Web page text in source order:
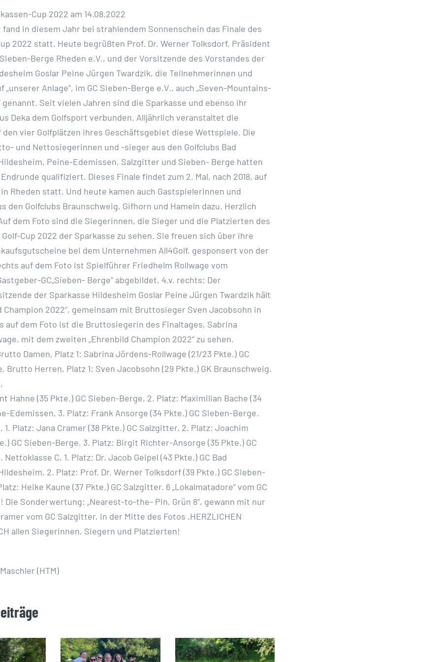
Cup 2022 am 14.08.2022
fand in diesem Jahr bei strahlendem Sonnenschein das Finale des
2022 statt. Heute begrüßten Prof. Dr. Werner Tolksdorf, Präsident
Berge Rheden e.V., und der Vorsitzende des Vorstandes der
Goslar Peine Jürgen Twardzik, die Teilnehmerinnen und
„unserer Anlage“, im GC Sieben-Berge e.V., auch „Seven-Mountains-
genannt. Seit vielen Jahren sind die Sparkasse und ebenso ihr
Deka dem Golfsport verbunden. Alljährlich veranstaltet die
den vier Golfplätzen ihres Geschäftsgebiet diese Wettspiele. Die
und Nettosiegerinnen und -sieger aus den Golfclubs Bad
Peine-Edemissen, Salzgitter und Sieben- Berge hatten
qualifiziert. Dieses Finale findet zum 2. Mal, nach 2018, auf
Rheden statt. Und heute kamen auch Gastspielerinnen und
den Golfclubs Braunschweig, Gifhorn und Hameln dazu. Herzlich
dem Foto sind die Siegerinnen, die Sieger und die Platzierten des
Cup 2022 der Sparkasse zu sehen. Sie freuen sich über ihre
bei dem Unternehmen All4Golf, gesponsert von der
auf dem Foto ist Spielführer Friedhelm Rollwage vom
GC„Sieben- Berge“ abgebildet, 4.v. rechts: Der
der Sparkasse Hildesheim Goslar Peine Jürgen Twardzik hält
Champion 2022“, gemeinsam mit Bruttosieger Sven Jacobsohn in
auf dem Foto ist die Bruttosiegerin des Finaltages, Sabrina
mit dem zweiten „Ehrenbild Champion 2022“ zu sehen.
Damen, Platz 1: Sabrina Jördens-Rollwage (21/23 Pkte.) GC
Brutto Herren, Platz 1: Sven Jacobsohn (29 Pkte.) GK Braunschweig.
Hahne (35 Pkte.) GC Sieben-Berge, 2. Platz: Maximilian Bache (34
Edemissen, 3. Platz: Frank Ansorge (34 Pkte.) GC Sieben-Berge.
1. Platz: Jana Cramer (38 Pkte.) GC Salzgitter, 2. Platz: Joachim
GC Sieben-Berge, 3. Platz: Birgit Richter-Ansorge (35 Pkte.) GC
Nettoklasse C, 1. Platz: Dr. Jacob Geipel (43 Pkte.) GC Bad
2. Platz: Prof. Dr. Werner Tolksdorf (39 Pkte.) GC Sieben-
Heike Kaune (37 Pkte.) GC Salzgitter. 6 „Lokalmatadore“ vom GC
Die Sonderwertung: „Nearest-to-the- Pin, Grün 8“, gewann mit nur
vom GC Salzgitter, in der Mitte des Fotos .HERZLICHEN
allen Siegerinnen, Siegern und Platzierten!
(HTM)